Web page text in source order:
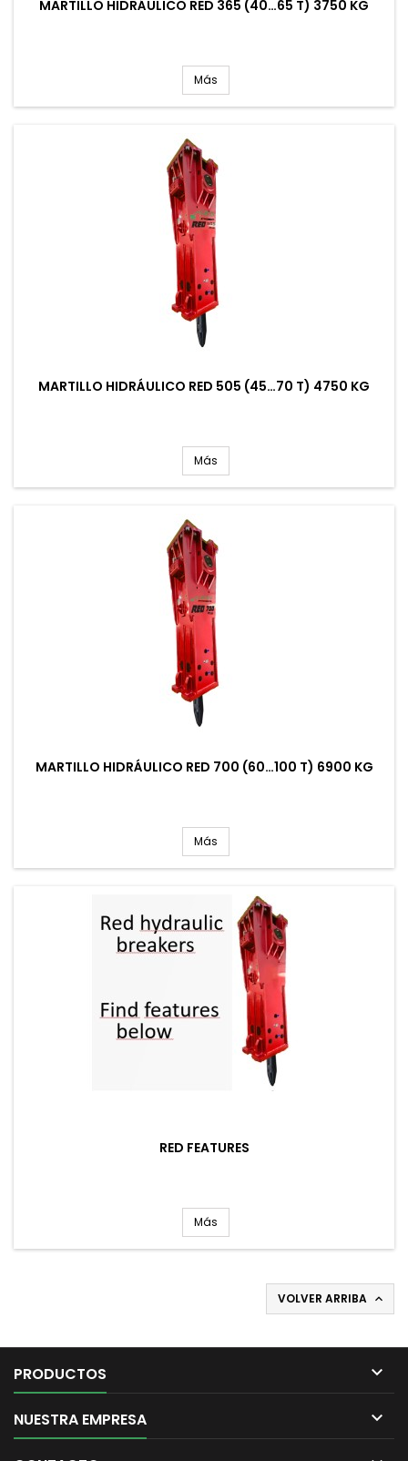
MARTILLO HIDRÁULICO RED 365 (40…65 T) 3750 KG
Más
MARTILLO HIDRÁULICO RED 505 (45…70 T) 4750 KG
Más
MARTILLO HIDRÁULICO RED 700 (60…100 T) 6900 KG
Más
RED FEATURES
Más
VOLVER ARRIBA 
PRODUCTOS 
NUESTRA EMPRESA 